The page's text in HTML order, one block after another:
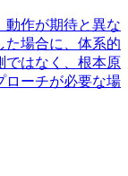
動作が期待と異な
た場合に、体系的
ではなく、根本原
ローチが必要な場